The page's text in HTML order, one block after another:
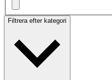
Filtrera efter kategori